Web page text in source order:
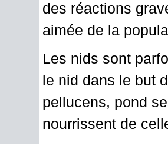
des réactions
aimée de la
Les nids sont
le nid dans le but
pellucens, pond
nourrissent de